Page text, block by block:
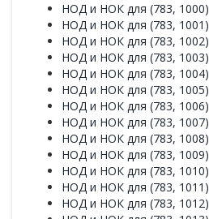
НОД и НОК для (783, 1000)
НОД и НОК для (783, 1001)
НОД и НОК для (783, 1002)
НОД и НОК для (783, 1003)
НОД и НОК для (783, 1004)
НОД и НОК для (783, 1005)
НОД и НОК для (783, 1006)
НОД и НОК для (783, 1007)
НОД и НОК для (783, 1008)
НОД и НОК для (783, 1009)
НОД и НОК для (783, 1010)
НОД и НОК для (783, 1011)
НОД и НОК для (783, 1012)